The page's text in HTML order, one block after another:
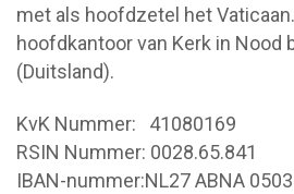
met als hoofdzetel het
hoofdkantoor van Kerk in Nood
(Duitsland).
KvK Nummer: 41080169
RSIN Nummer: 0028.65.841
IBAN-nummer:NL27 ABNA